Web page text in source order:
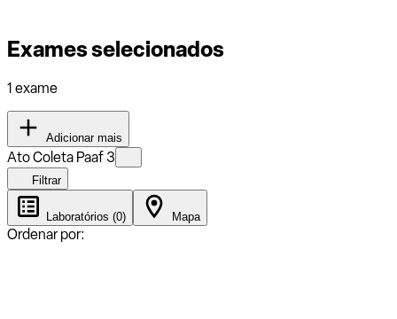
Exames selecionados
1 exame
Adicionar mais
Ato Coleta Paaf 3
Filtrar
Laboratórios (0) Mapa
Ordenar por: